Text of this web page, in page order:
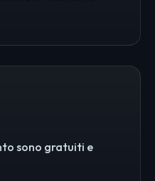
sono gratuiti e